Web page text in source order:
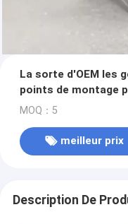
La sorte d'OEM les
points de montage
meulage
MOQ：5
meilleur prix
Description De